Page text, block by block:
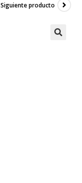
Siguiente producto